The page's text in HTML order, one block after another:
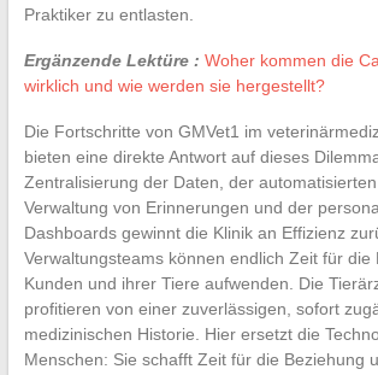
Praktiker zu entlasten.
Ergänzende Lektüre : Woher kommen die
wirklich und wie werden sie hergestellt?
Die Fortschritte von GMVet1 im
bieten eine direkte Antwort auf dieses
Zentralisierung der Daten, der
Verwaltung von Erinnerungen und der
Dashboards gewinnt die Klinik an Effizienz
Verwaltungsteams können endlich Zeit für die
Kunden und ihrer Tiere aufwenden. Die
profitieren von einer zuverlässigen, sofort
medizinischen Historie. Hier ersetzt die
Menschen: Sie schafft Zeit für die Beziehung